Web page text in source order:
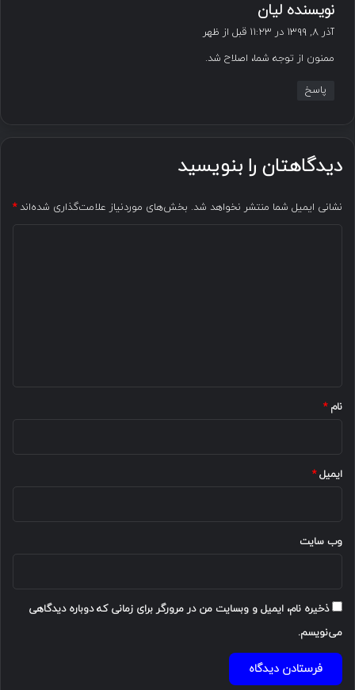
نویسنده لیان
ف
:
آذر ۸, ۱۳۹۹ در ۱۱:۲۳ قبل از ظهر
ممنون از توجه شما، اصلاح شد.
پاسخ
دیدگاهتان را بنویسید
نشانی ایمیل شما منتشر نخواهد شد. بخش‌های موردنیاز علامت‌گذاری شده‌اند*
نام*
ایمیل*
وب‌ سایت
ذخیره نام، ایمیل و وبسایت من در مرورگر برای زمانی که دوباره دیدگاهی
می‌نویسم.